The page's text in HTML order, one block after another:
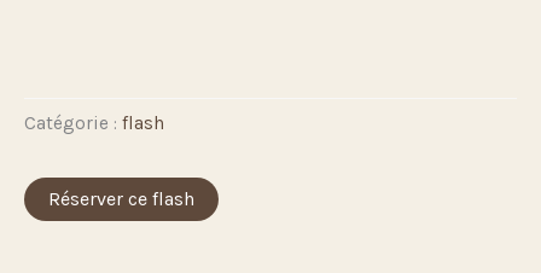
Catégorie : flash
Réserver ce flash